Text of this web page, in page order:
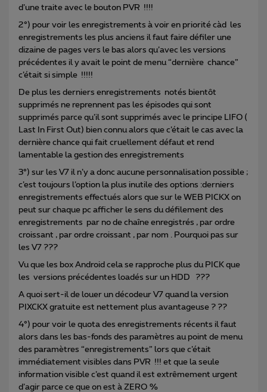
d’une traite avec le bouton PVR !!!!
2°) pour voir les enregistrements à voir en priorité càd les
enregistrements les plus anciens il faut faire défiler une
dizaine de pages vers le bas alors qu’avec les versions
précédentes il y avait le point de menu “dernière chance”
c’était si simple !!!!!
De plus les derniers enregistrements notés bientôt
supprimés ne reprennent pas les épisodes qui sont
supprimés parce qu’il sont supprimés avec le principe LIFO (
Last In First Out) bien connu alors que c’était le cas avec la
dernière chance qui fait cruellement défaut et rend
lamentable la gestion des enregistrements
3°) sur les V7 il n’y a donc aucune personnalisation possible ;
c’est toujours l’option la plus inutile des options :derniers
enregistrements effectués alors que sur le WEB PICKX on
peut sur chaque pc afficher le sens du défilement des
enregistrements par no de chaîne enregistrés , par ordre
croissant , par ordre croissant , par nom . Pourquoi pas sur
les V7 ???
Vu que les box Android cela se rapproche plus du PICK que
les versions précédentes loadés sur un HDD ???
A quoi sert-il de louer un décodeur V7 quand la version
PIXCKX gratuite est nettement plus avantageuse ? ??
4°) pour voir le quota des enregistrements récents il faut
alors dans les bas-fonds des paramètres au point de menu
des paramètres “enregistrements” lors que c’était
immédiatement visibles dans PVR !!! et que la seule
information visible c’est quand il est extrêmement urgent
d’agir parce ce que on est à ZERO %